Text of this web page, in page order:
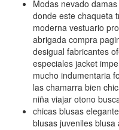
Modas nevado
donde este chaqueta
moderna vestuario
abrigada compra
desigual fabricantes
especiales jacket
mucho indumentaria
las chamarra bien
niña viajar otono
chicas blusas
blusas juveniles